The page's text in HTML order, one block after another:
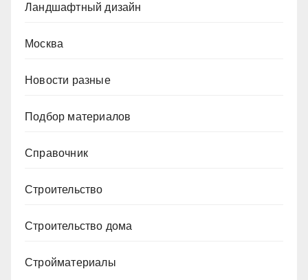
Ландшафтный дизайн
Москва
Новости разные
Подбор материалов
Справочник
Строительство
Строительство дома
Стройматериалы